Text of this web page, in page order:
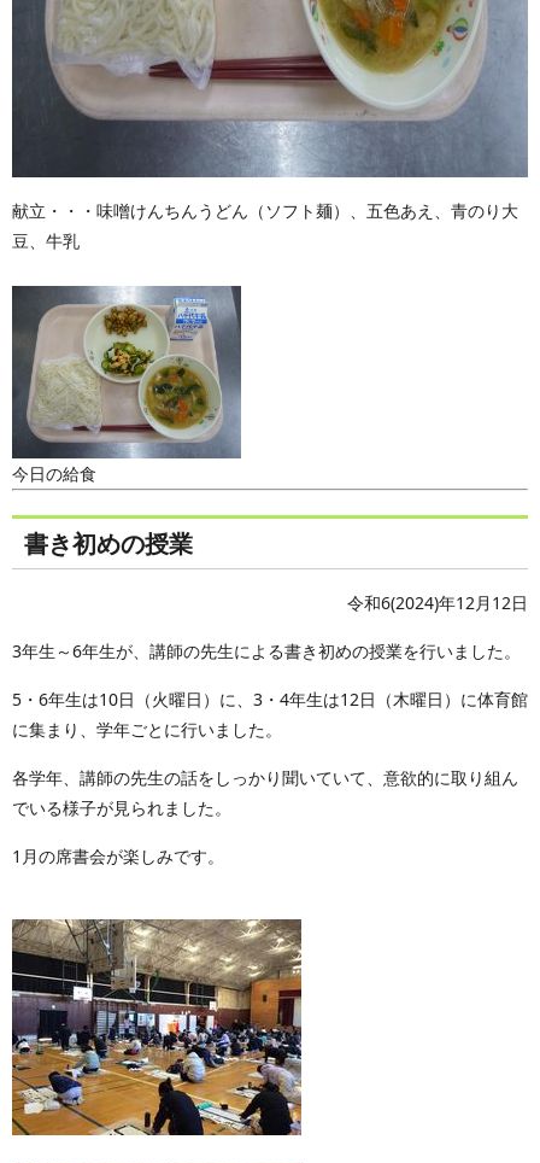
献立・・・味噌けんちんうどん（ソフト麺）、五色あえ、青のり大
豆、牛乳
今日の給食
書き初めの授業
令和6(2024)年12月12日
3年生～6年生が、講師の先生による書き初めの授業を行いました。
5・6年生は10日（火曜日）に、3・4年生は12日（木曜日）に体育館
に集まり、学年ごとに行いました。
各学年、講師の先生の話をしっかり聞いていて、意欲的に取り組ん
でいる様子が見られました。
1月の席書会が楽しみです。